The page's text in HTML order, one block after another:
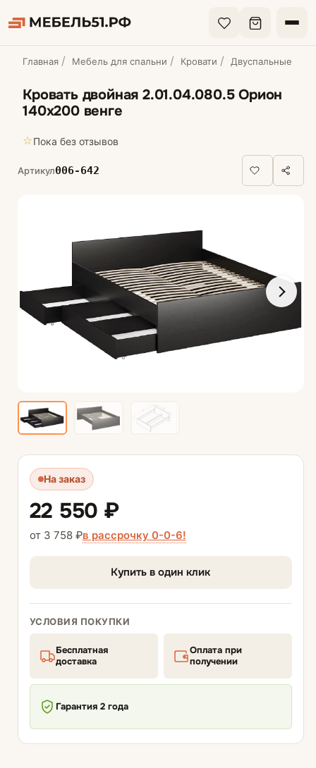
Главная Мебель для спальни Кровати Двуспальные
Кровать двойная 2.01.04.080.5 Орион
140х200 венге
☆Пока без отзывов
Артикул006-642
На заказ
22 550 ₽
от 3 758 ₽в рассрочку 0-0-6!
Купить в один клик
УСЛОВИЯ ПОКУПКИ
Бесплатная
доставка
Оплата при
получении
Гарантия 2 года